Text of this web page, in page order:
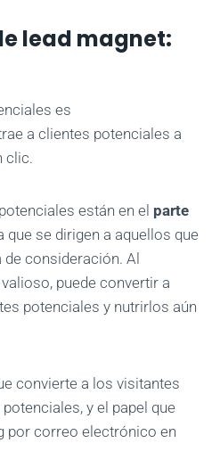
lead magnet:
es
a clientes potenciales a
clic.
están en el parte
que se dirigen a aquellos que
de consideración. Al
puede convertir a
potenciales y nutrirlos aún
convierte a los visitantes
y el papel que
por correo electrónico en